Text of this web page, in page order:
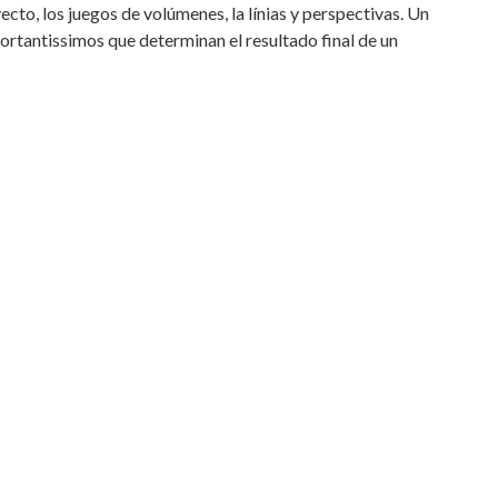
los juegos de volúmenes, la línias y perspectivas. Un
que determinan el resultado final de un